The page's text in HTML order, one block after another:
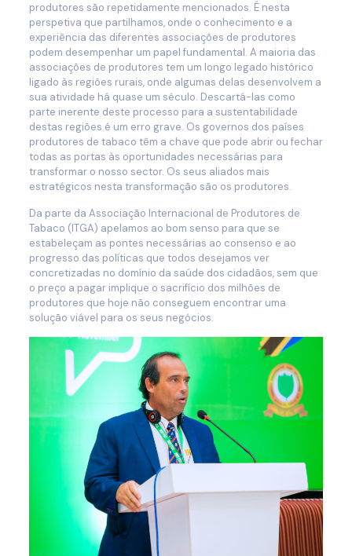
produtores são repetidamente mencionados. É nesta
perspetiva que partilhamos, onde o conhecimento e a
experiência das diferentes associações de produtores
podem desempenhar um papel fundamental. A maioria das
associações de produtores tem um longo legado histórico
ligado às regiões rurais, onde algumas delas desenvolvem a
sua atividade há quase um século. Descartá-las como
parte inerente deste processo para a sustentabilidade
destas regiões é um erro grave. Os governos dos países
produtores de tabaco têm a chave que pode abrir ou fechar
todas as portas às oportunidades necessárias para
transformar o nosso sector. Os seus aliados mais
estratégicos nesta transformação são os produtores.
Da parte da Associação Internacional de Produtores de
Tabaco (ITGA) apelamos ao bom senso para que se
estabeleçam as pontes necessárias ao consenso e ao
progresso das políticas que todos desejamos ver
concretizadas no domínio da saúde dos cidadãos, sem que
o preço a pagar implique o sacrifício dos milhões de
produtores que hoje não conseguem encontrar uma
solução viável para os seus negócios.